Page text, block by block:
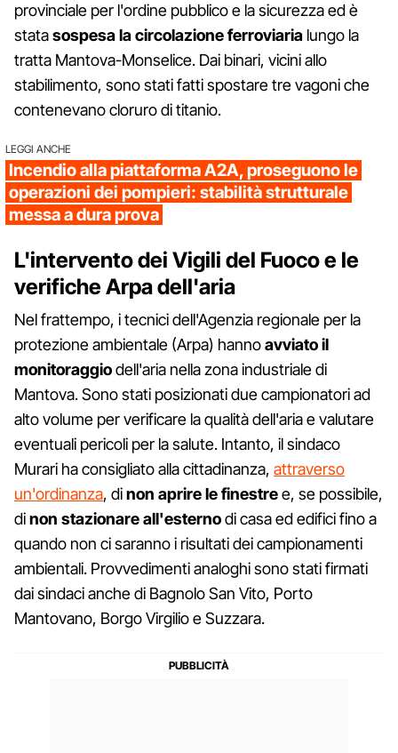
provinciale per l'ordine pubblico e la sicurezza ed è
statasospesa la circolazione ferroviaria lungo la
tratta Mantova-Monselice. Dai binari, vicini allo
stabilimento, sono stati fatti spostare tre vagoni che
contenevano cloruro di titanio.
LEGGI ANCHE
Incendio alla piattaforma A2A, proseguono le
operazioni dei pompieri: stabilità strutturale
messa a dura prova
L'intervento dei Vigili del Fuoco e le
verifiche Arpa dell'aria
Nel frattempo, i tecnici dell'Agenzia regionale per la
protezione ambientale (Arpa) hannoavviato il
monitoraggiodell'aria nella zona industriale di
Mantova. Sono stati posizionati due campionatori ad
alto volume per verificare la qualità dell'aria e valutare
eventuali pericoli per la salute. Intanto, il sindaco
Murari ha consigliato alla cittadinanza, attraverso
un'ordinanza, dinon aprire le finestree, se possibile,
dinon stazionare all'esternodi casa ed edifici fino a
quando non ci saranno i risultati dei campionamenti
ambientali. Provvedimenti analoghi sono stati firmati
dai sindaci anche di Bagnolo San Vito, Porto
Mantovano, Borgo Virgilio e Suzzara.